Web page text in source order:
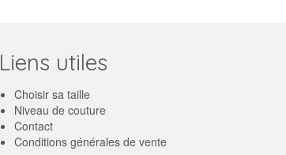
Liens utiles
Choisir sa taille
Niveau de couture
Contact
Conditions générales de vente